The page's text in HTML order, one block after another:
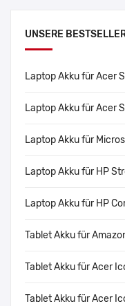
UNSERE
Laptop Akku für Acer
Laptop Akku für Acer
Laptop Akku für
Laptop Akku für HP
Laptop Akku für HP
Tablet Akku für
Tablet Akku für Acer
Tablet Akku für Acer